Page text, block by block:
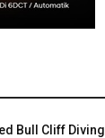
Bull Cliff Diving